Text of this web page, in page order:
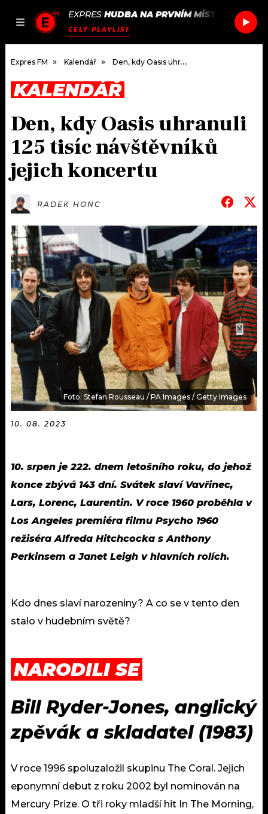
JAK
SEZNAM.CZ
EXPRES HUDBA NA PRVNÍM MÍSTĚ INDY
CELÝ PLAYLIST
DOMŮ
ČLÁNKY
ROZHOVORY
#NEBUDUDOMA
KALENDÁŘ
KVÍZY
VIP
TRENDY
KULTURA
PODCASTY
JAK NALADIT
APLIKACE
PROGRAM
PLAYLIST
JAK NALADIT
SOUTĚŽE
Expres FM Kalendář Den, kdy Oasis uhranuli 125 tisíc návštěvníků jejich koncertu
KALENDÁŘ
Den, kdy Oasis uhranuli
125 tisíc návštěvníků
jejich koncertu
RADEK HONC
Foto: Stefan Rousseau / PA Images / Getty Images
10. 08. 2023
10. srpen je 222. dnem letošního roku, do jehož
konce zbývá 143 dní. Svátek slaví Vavřinec,
Lars, Lorenc, Laurentin. V roce 1960 proběhla v
Los Angeles premiéra filmu Psycho 1960
režiséra Alfreda Hitchcocka s Anthony
Perkinsem a Janet Leigh v hlavních rolích.
Kdo dnes slaví narozeniny? A co se v tento den
stalo v hudebním světě?
NARODILI SE
Bill Ryder-Jones, anglický
zpěvák a skladatel (1983)
V roce 1996 spoluzaložil skupinu The Coral. Jejich
eponymní debut z roku 2002 byl nominován na
Mercury Prize. O tři roky mladší hit In The Morning,